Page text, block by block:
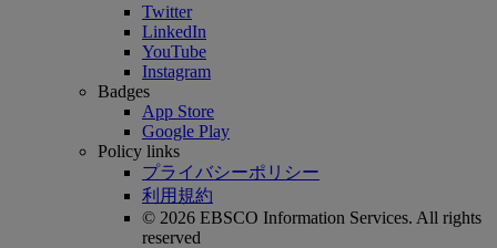
Twitter
LinkedIn
YouTube
Instagram
Badges
App Store
Google Play
Policy links
プライバシーポリシー
利用規約
© 2026 EBSCO Information Services. All rights
reserved